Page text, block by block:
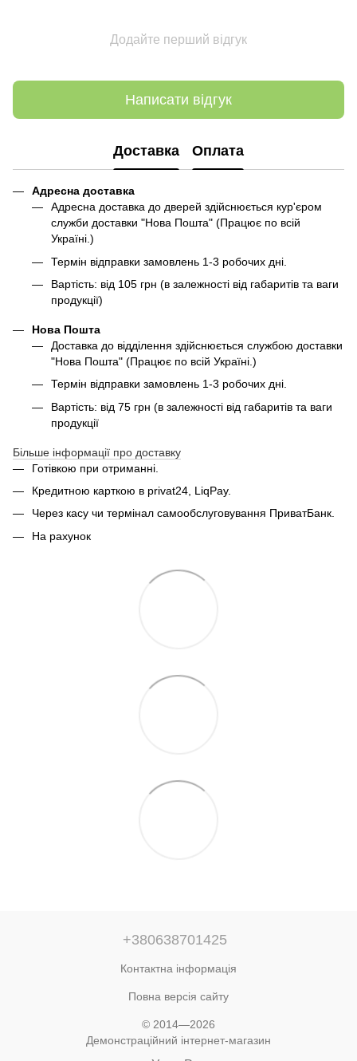
Додайте перший відгук
Написати відгук
Доставка Оплата
Адресна доставка
Адресна доставка до дверей здійснюється кур'єром
служби доставки "Нова Пошта" (Працює по всій
Україні.)
Термін відправки замовлень 1-3 робочих дні.
Вартість: від 105 грн (в залежності від габаритів та ваги
продукції)
Нова Пошта
Доставка до відділення здійснюється службою доставки
"Нова Пошта" (Працює по всій Україні.)
Термін відправки замовлень 1-3 робочих дні.
Вартість: від 75 грн (в залежності від габаритів та ваги
продукції
Більше інформації про доставку
Готівкою при отриманні.
Кредитною карткою в privat24, LiqPay.
Через касу чи термінал самообслуговування ПриватБанк.
На рахунок
+380638701425
Контактна інформація
Повна версія сайту
© 2014—2026
Демонстраційний інтернет-магазин